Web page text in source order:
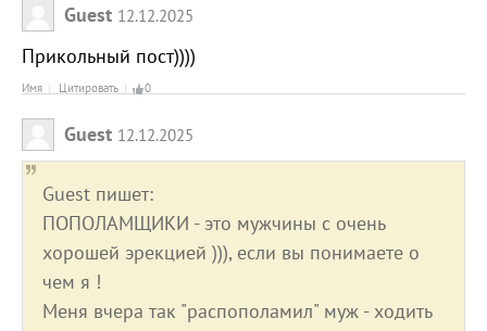
Guest 12.12.2025
Прикольный пост))))
Имя Цитировать 0
Guest 12.12.2025
Guest пишет:
ПОПОЛАМЩИКИ - это мужчины с очень
хорошей эрекцией ))), если вы понимаете о
чем я !
Меня вчера так "распополамил" муж - ходить